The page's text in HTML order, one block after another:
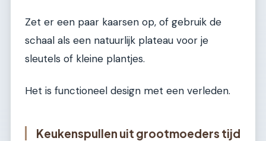
Zet er een paar kaarsen op, of gebruik de
schaal als een natuurlijk plateau voor je
sleutels of kleine plantjes.
Het is functioneel design met een verleden.
Keukenspullen uit grootmoeders tijd